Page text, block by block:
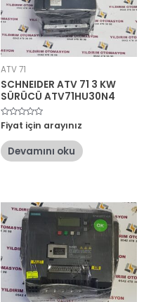
ATV 71
SCHNEIDER ATV 71 3 KW
SÜRÜCÜ ATV71HU30N4
5
üzerinden
oy
aldı
Fiyat için arayınız
Devamını oku